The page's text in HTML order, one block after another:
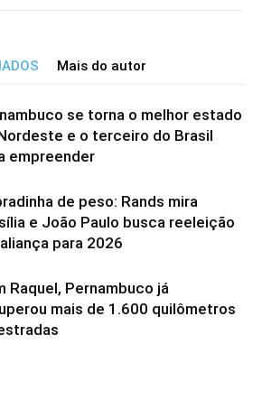
Mais do autor
se torna o melhor estado
e o terceiro do Brasil
empreender
de peso: Rands mira
e João Paulo busca reeleição
para 2026
Raquel, Pernambuco já
mais de 1.600 quilômetros